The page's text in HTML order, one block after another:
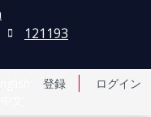
登録 ログイン
121193